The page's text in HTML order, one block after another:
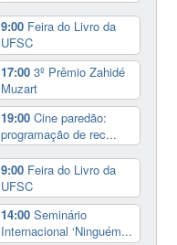
9:00 Feira do Livro da
UFSC
17:003º Prêmio Zahidé
Muzart
19:00Cine paredão:
programação de rec...
9:00 Feira do Livro da
UFSC
14:00Seminário
Internacional ‘Ninguém...